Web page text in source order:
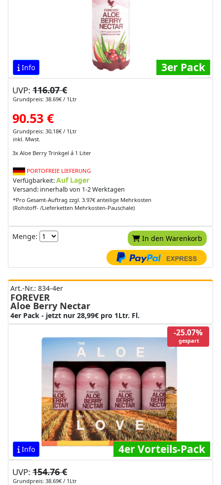
Info 3er Pack
UVP: 116.07 €
Grundpreis: 38.69€ / 1Ltr
90.53 €
Grundpreis: 30,18€ / 1Ltr
inkl. Mwst.
3x Aloe Berry Trinkgel á 1 Liter
PORTOFREIE LIEFERUNG
Verfügbarkeit:Auf Lager
Versand: innerhalb von 1-2 Werktagen
*Pro Gesamt-Auftrag zzgl. 3.97€ anteilige Mehrkosten
(Rohstoff- /Lieferketten Mehrkosten-Pauschale)
Menge: In den Warenkorb
Art.-Nr.: 834-4er
FOREVER
Aloe Berry Nectar
4er Pack - jetzt nur 28,99€ pro 1Ltr. Fl.
-25.07%
gespart
Info 4er Vorteils-Pack
UVP: 154.76 €
Grundpreis: 38.69€ / 1Ltr